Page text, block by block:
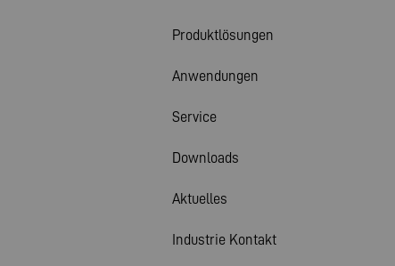
Produktlösungen
Anwendungen
Service
Downloads
Aktuelles
Industrie Kontakt